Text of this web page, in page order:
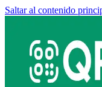
Saltar al contenido